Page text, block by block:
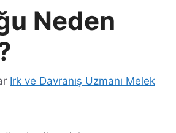
Neden
Irk ve Davranış Uzmanı Melek